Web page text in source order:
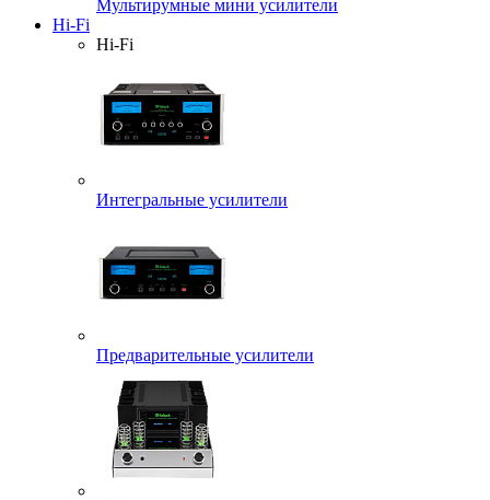
Мультирумные мини усилители
Hi-Fi
Hi-Fi
Интегральные усилители
Предварительные усилители